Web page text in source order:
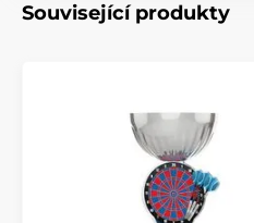
Související produkty